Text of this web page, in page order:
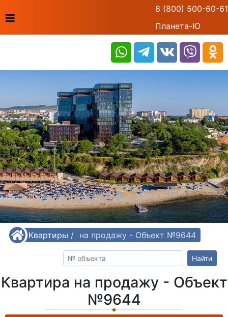
8 (800) 500-60-61
Планета-Ю
/ Квартиры /
Квартира на продажу - Объект №9644
Найти
Квартира на продажу - Объект
№9644